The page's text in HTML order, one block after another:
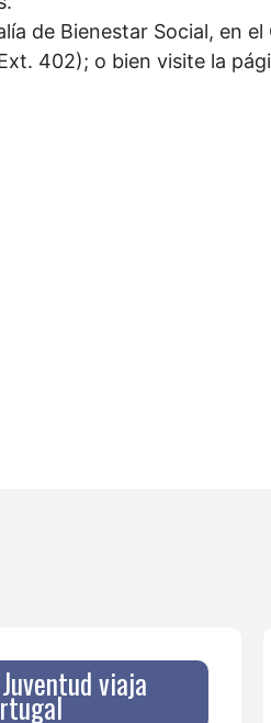
de Bienestar Social, en
402); o bien visite la
viaja